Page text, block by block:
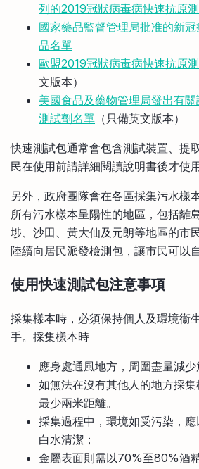
列的2019冠狀病毒病快速抗原
國家藥品監督管理局批准的新
品名單
歐盟2019冠狀病毒病快速抗原
文版本）
美國食品及藥物管理局發出有
測試劑名單 （只備英文版本）
快速測試包通常會包含測試裝置、提
民在使用前請詳細閱讀說明書後才使用
另外，政府團隊會在各區採集污水樣
所有污水樣本呈陽性的地區，包括離
埗、沙田、黃大仙及元朗等地區的市
陸續向居民派發檢測包，讓市民可以
使用快速測試包注意事項
採集樣本時，必須保持個人及環境衞
手。採集樣本時
應身處通風地方，周圍盡量減少
如無法在沒有其他人的地方採
最少兩米距離。
採集過程中，環境如受污染，
白水清潔；
金屬表面則需以70%至80%酒精